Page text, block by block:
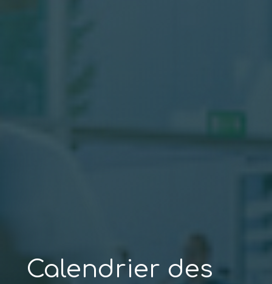
Calendrier des